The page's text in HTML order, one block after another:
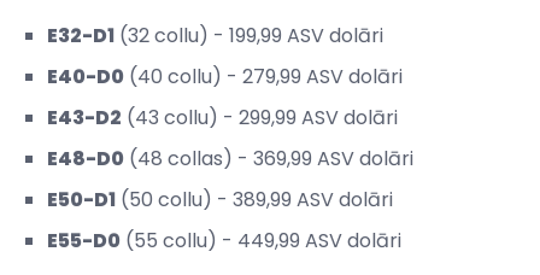
E32-D1 (32 collu) - 199,99 ASV dolāri
E40-D0 (40 collu) - 279,99 ASV dolāri
E43-D2 (43 collu) - 299,99 ASV dolāri
E48-D0 (48 collas) - 369,99 ASV dolāri
E50-D1 (50 collu) - 389,99 ASV dolāri
E55-D0 (55 collu) - 449,99 ASV dolāri